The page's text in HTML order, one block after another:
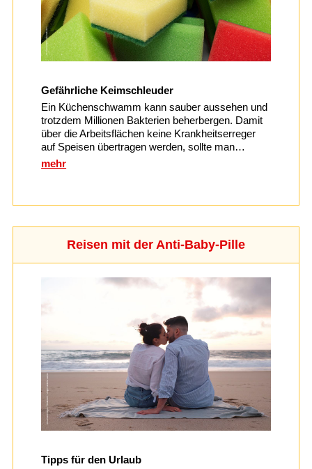
Gefährliche Keimschleuder
Ein Küchenschwamm kann sauber aussehen und
trotzdem Millionen Bakterien beherbergen. Damit
über die Arbeitsflächen keine Krankheitserreger
auf Speisen übertragen werden, sollte man…
mehr
Reisen mit der Anti-Baby-Pille
Tipps für den Urlaub